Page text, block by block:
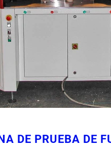
DE PRUEBA DE